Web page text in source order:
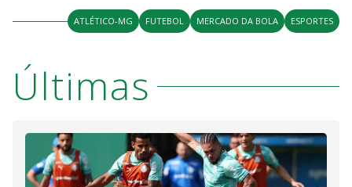
ATLÉTICO-MG FUTEBOL MERCADO DA BOLA ESPORTES
Últimas